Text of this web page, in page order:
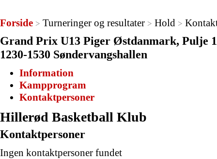
Forside > Turneringer og resultater > Hold >
Grand Prix U13 Piger Østdanmark, Pulje
1230-1530 Søndervangshallen
Information
Kampprogram
Kontaktpersoner
Hillerød Basketball Klub
Kontaktpersoner
Ingen kontaktpersoner fundet